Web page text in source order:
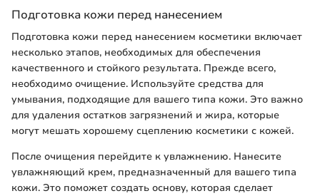
Подготовка кожи перед нанесением
Подготовка кожи перед нанесением косметики включает
несколько этапов, необходимых для обеспечения
качественного и стойкого результата. Прежде всего,
необходимо очищение. Используйте средства для
умывания, подходящие для вашего типа кожи. Это важно
для удаления остатков загрязнений и жира, которые
могут мешать хорошему сцеплению косметики с кожей.
После очищения перейдите к увлажнению. Нанесите
увлажняющий крем, предназначенный для вашего типа
кожи. Это поможет создать основу, которая сделает